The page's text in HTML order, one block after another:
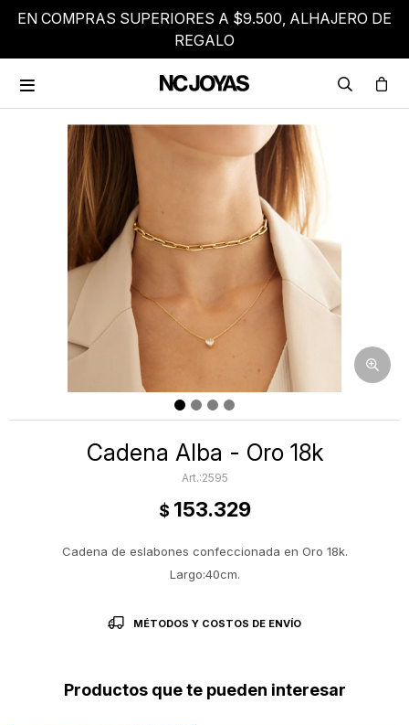
EN COMPRAS SUPERIORES A $9.500, ALHAJERO DE
REGALO

Cadena Alba - Oro 18k
2595
$ 153.329
Cadena de eslabones confeccionada en Oro 18k.
Largo:40cm.
MÉTODOS Y COSTOS DE ENVÍO
Productos que te pueden interesar